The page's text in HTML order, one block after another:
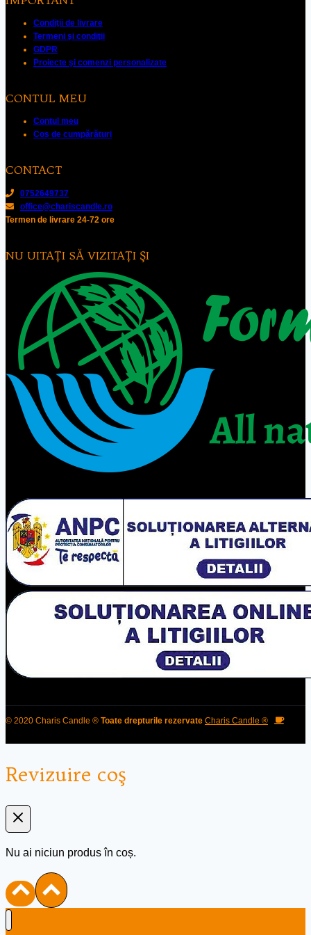
Condiţii de livrare
Termeni şi condiţii
GDPR
Proiecte şi comenzi personalizate
CONTUL MEU
Contul meu
Coș de cumpărături
CONTACT
0752649737
office@chariscandle.ro
Termen de livrare 24-72 ore
NU UITAŢI SĂ VIZITAŢI ŞI
© 2020 Charis Candle ® Toate drepturile rezervate Charis Candle ®
Revizuire coş
Nu ai niciun produs în coș.